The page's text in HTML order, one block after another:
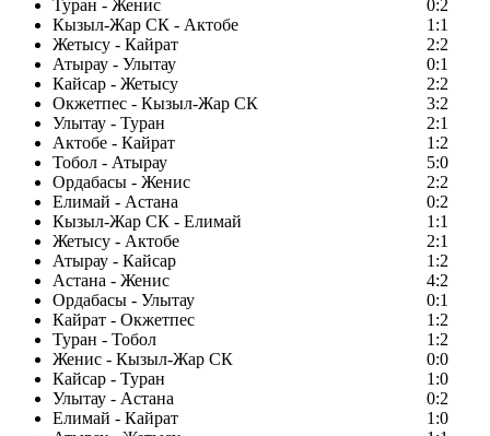
Туран - Женис
0:2
Кызыл-Жар СК - Актобе
1:1
Жетысу - Кайрат
2:2
Атырау - Улытау
0:1
Кайсар - Жетысу
2:2
Окжетпес - Кызыл-Жар СК
3:2
Улытау - Туран
2:1
Актобе - Кайрат
1:2
Тобол - Атырау
5:0
Ордабасы - Женис
2:2
Елимай - Астана
0:2
Кызыл-Жар СК - Елимай
1:1
Жетысу - Актобе
2:1
Атырау - Кайсар
1:2
Астана - Женис
4:2
Ордабасы - Улытау
0:1
Кайрат - Окжетпес
1:2
Туран - Тобол
1:2
Женис - Кызыл-Жар СК
0:0
Кайсар - Туран
1:0
Улытау - Астана
0:2
Елимай - Кайрат
1:0